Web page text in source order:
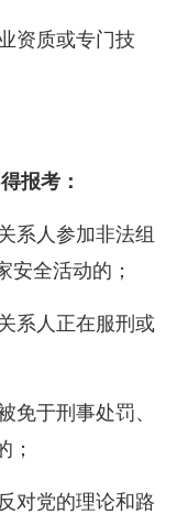
资质或专门技
报考：
系人参加非法组
安全活动的；
系人正在服刑或
免于刑事处罚、
；
对党的理论和路